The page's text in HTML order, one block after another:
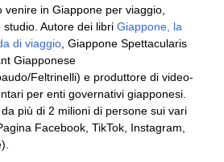
venire in Giappone per viaggio,
studio. Autore dei libri Giappone, la
di viaggio , Giappone Spettacularis
Giapponese
Feltrinelli) e produttore di video-
per enti governativi giapponesi.
più di 2 milioni di persone sui vari
Facebook, TikTok, Instagram,